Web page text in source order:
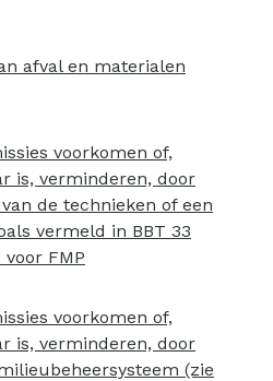
afval en materialen
voorkomen of,
is, verminderen, door
de technieken of een
vermeld in BBT 33
FMP
voorkomen of,
is, verminderen, door
(zie